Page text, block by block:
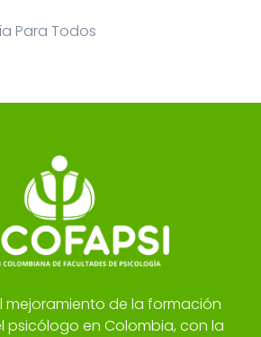
Para Todos
mejoramiento de la formación
psicólogo en Colombia, con la